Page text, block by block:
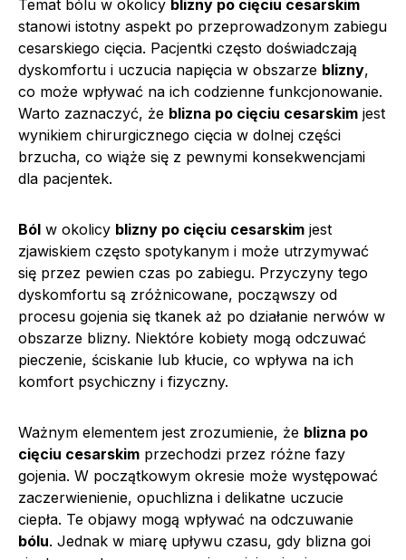
Temat bólu w okolicy blizny po cięciu cesarskim
stanowi istotny aspekt po przeprowadzonym zabiegu
cesarskiego cięcia. Pacjentki często doświadczają
dyskomfortu i uczucia napięcia w obszarze blizny,
co może wpływać na ich codzienne funkcjonowanie.
Warto zaznaczyć, że blizna po cięciu cesarskim jest
wynikiem chirurgicznego cięcia w dolnej części
brzucha, co wiąże się z pewnymi konsekwencjami
dla pacjentek.
Ból w okolicy blizny po cięciu cesarskim jest
zjawiskiem często spotykanym i może utrzymywać
się przez pewien czas po zabiegu. Przyczyny tego
dyskomfortu są zróżnicowane, począwszy od
procesu gojenia się tkanek aż po działanie nerwów w
obszarze blizny. Niektóre kobiety mogą odczuwać
pieczenie, ściskanie lub kłucie, co wpływa na ich
komfort psychiczny i fizyczny.
Ważnym elementem jest zrozumienie, że blizna po
cięciu cesarskim przechodzi przez różne fazy
gojenia. W początkowym okresie może występować
zaczerwienienie, opuchlizna i delikatne uczucie
ciepła. Te objawy mogą wpływać na odczuwanie
bólu. Jednak w miarę upływu czasu, gdy blizna goi